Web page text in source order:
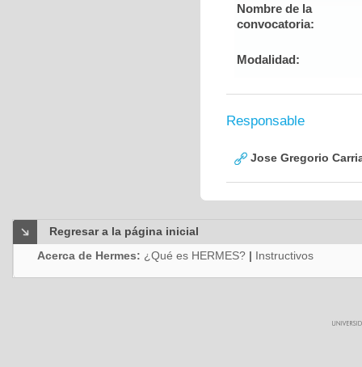
Nombre de la
convocatoria:
Modalidad:
Responsable
Jose Gregorio
Regresar a la página inicial
Acerca de Hermes: ¿Qué es HERMES? | Instructivos